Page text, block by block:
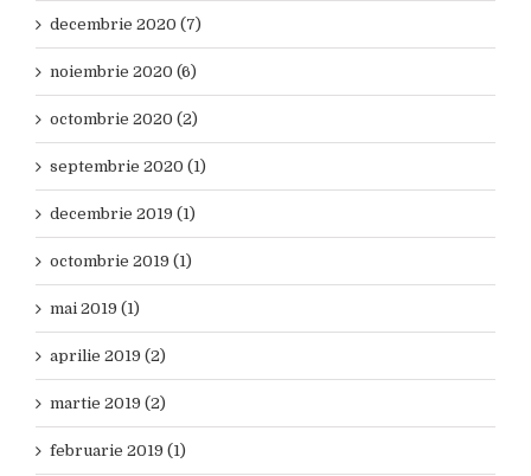
decembrie 2020 (7)
noiembrie 2020 (6)
octombrie 2020 (2)
septembrie 2020 (1)
decembrie 2019 (1)
octombrie 2019 (1)
mai 2019 (1)
aprilie 2019 (2)
martie 2019 (2)
februarie 2019 (1)